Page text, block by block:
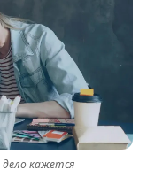
кажется